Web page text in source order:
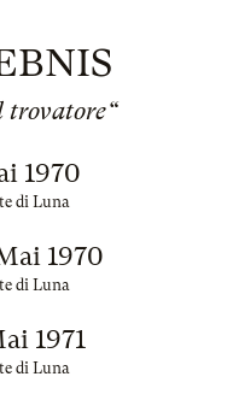
1970
di Luna
1970
di Luna
1971
di Luna